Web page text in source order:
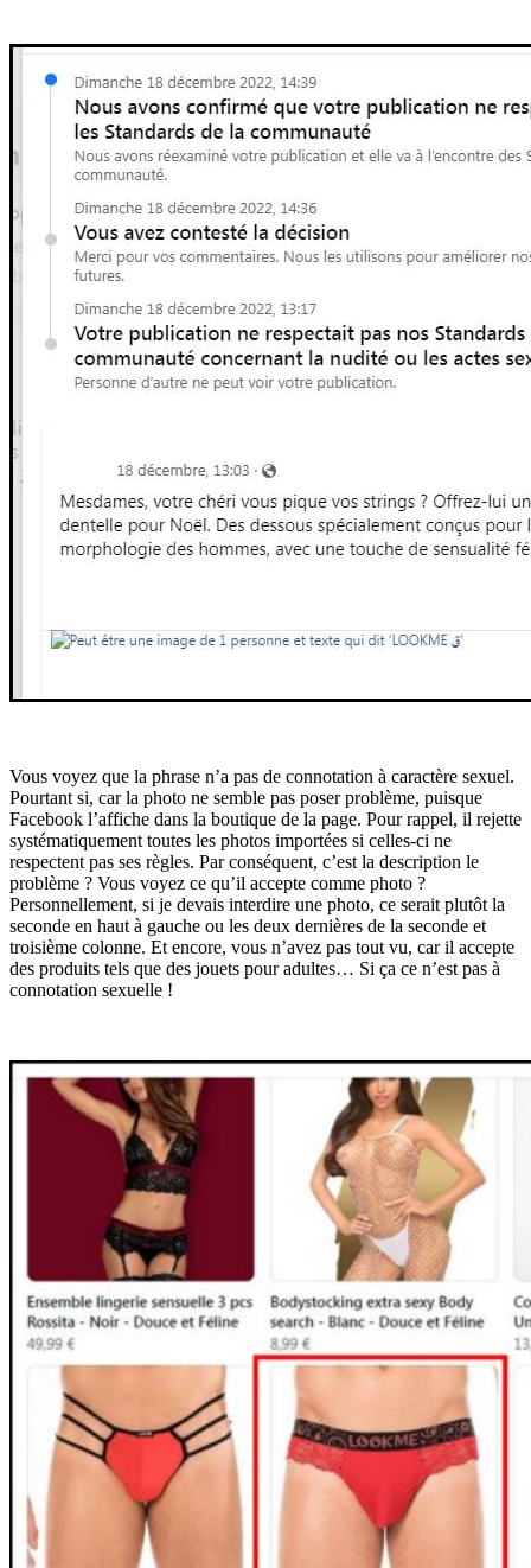
Vous voyez que la phrase n’a pas de connotation à caractère sexuel.
Pourtant si, car la photo ne semble pas poser problème, puisque
Facebook l’affiche dans la boutique de la page. Pour rappel, il rejette
systématiquement toutes les photos importées si celles-ci ne
respectent pas ses règles. Par conséquent, c’est la description le
problème ? Vous voyez ce qu’il accepte comme photo ?
Personnellement, si je devais interdire une photo, ce serait plutôt la
seconde en haut à gauche ou les deux dernières de la seconde et
troisième colonne. Et encore, vous n’avez pas tout vu, car il accepte
des produits tels que des jouets pour adultes… Si ça ce n’est pas à
connotation sexuelle !